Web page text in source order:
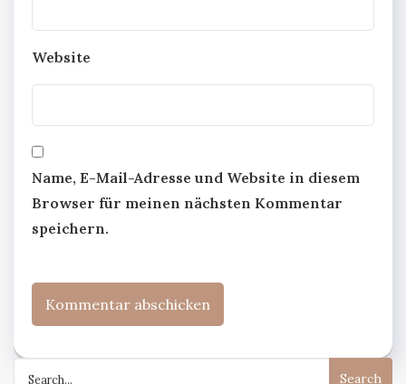
Website
Name, E-Mail-Adresse und Website in diesem
Browser für meinen nächsten Kommentar
speichern.